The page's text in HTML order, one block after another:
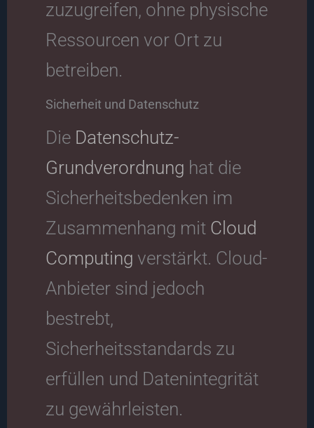
zuzugreifen, ohne physische
Ressourcen vor Ort zu
betreiben.
Sicherheit und Datenschutz
Die Datenschutz-
Grundverordnung hat die
Sicherheitsbedenken im
Zusammenhang mit Cloud
Computing verstärkt. Cloud-
Anbieter sind jedoch
bestrebt,
Sicherheitsstandards zu
erfüllen und Datenintegrität
zu gewährleisten.